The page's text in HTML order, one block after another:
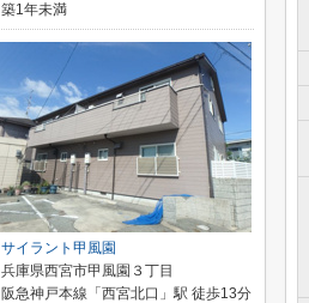
築1年未満
サイラント甲風園
兵庫県西宮市甲風園３丁目
阪急神戸本線「西宮北口」駅 徒歩13分